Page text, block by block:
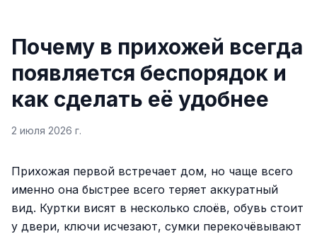
Почему в прихожей всегда
появляется беспорядок и
как сделать её удобнее
2 июля 2026 г.
Прихожая первой встречает дом, но чаще всего
именно она быстрее всего теряет аккуратный
вид. Куртки висят в несколько слоёв, обувь стоит
у двери, ключи исчезают, сумки перекочёвывают